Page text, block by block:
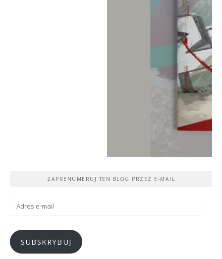
ZAPRENUMERUJ TEN BLOG PRZEZ E-MAIL
Adres
SUBSKRYBUJ